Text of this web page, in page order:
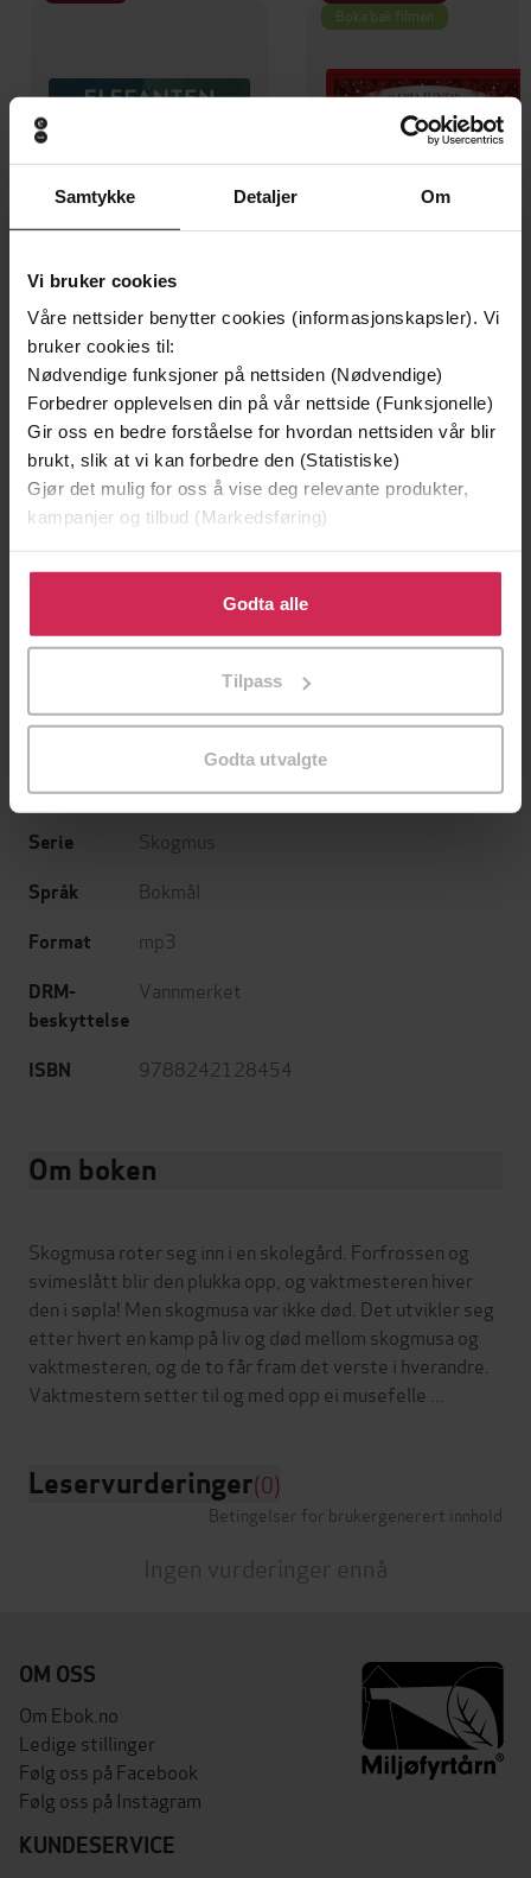
Samtykke Detaljer Om
Vi bruker cookies
Våre nettsider benytter cookies (informasjonskapsler). Vi
bruker cookies til:
Nødvendige funksjoner på nettsiden (Nødvendige)
Forbedrer opplevelsen din på vår nettside (Funksjonelle)
Gir oss en bedre forståelse for hvordan nettsiden vår blir
brukt, slik at vi kan forbedre den (Statistiske)
Gjør det mulig for oss å vise deg relevante produkter,
kampanjer og tilbud (Markedsføring)
Klikk på «Godta alle» for å gi oss ditt samtykke til å
bruke cookies for alle disse formålene. Du kan også
tilpasse ditt samtykke til spesifikke formål ved å klikke
Godta alle
Tilpass
Godta utvalgte
179,-
Elefanten som gjerne ville sove
Carl-Johan Forssén Ehrlin
LYDBOK
Boka bak filmen
Snøsøsteren
Maja Lunde
LYDBOK
Forfattere Dagfinn Ingebrigtsen(forfatter),Siri
Fristad Mathisen
(innleser)
Forlag Lydbokforlaget
15.11.2007
Sjanger Barnebøker,6-9 år
Serie Skogmus
Språk Bokmål
Format mp3
DRM-
beskyttelse
Vannmerket
ISBN 9788242128454
Om boken
Skogmusa roter seg inn i en skolegård. Forfrossen og
svimeslått blir den plukka opp, og vaktmesteren hiver
den i søpla! Men skogmusa var ikke død. Det utvikler seg
etter hvert en kamp på liv og død mellom skogmusa og
vaktmesteren, og de to får fram det verste i hverandre.
Leservurderinger(0)
Betingelser for brukergenerert innhold
Ingen vurderinger ennå
OM OSS
Om Ebok.no
Ledige stillinger
Følg oss på Facebook
Følg oss på Instagram
KUNDESERVICE